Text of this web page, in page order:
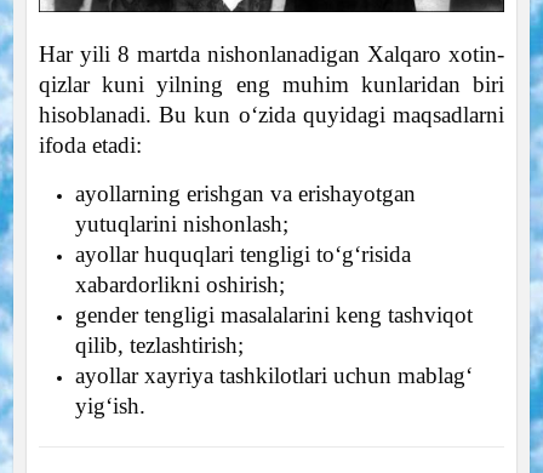
Har yili 8 martda nishonlanadigan Xalqaro xotin-
qizlar kuni yilning eng muhim kunlaridan biri
hisoblanadi. Bu kun o‘zida quyidagi maqsadlarni
ifoda etadi:
ayollarning erishgan va erishayotgan
yutuqlarini nishonlash;
ayollar huquqlari tengligi to‘g‘risida
xabardorlikni oshirish;
gender tengligi masalalarini keng tashviqot
qilib, tezlashtirish;
ayollar xayriya tashkilotlari uchun mablag‘
yig‘ish.